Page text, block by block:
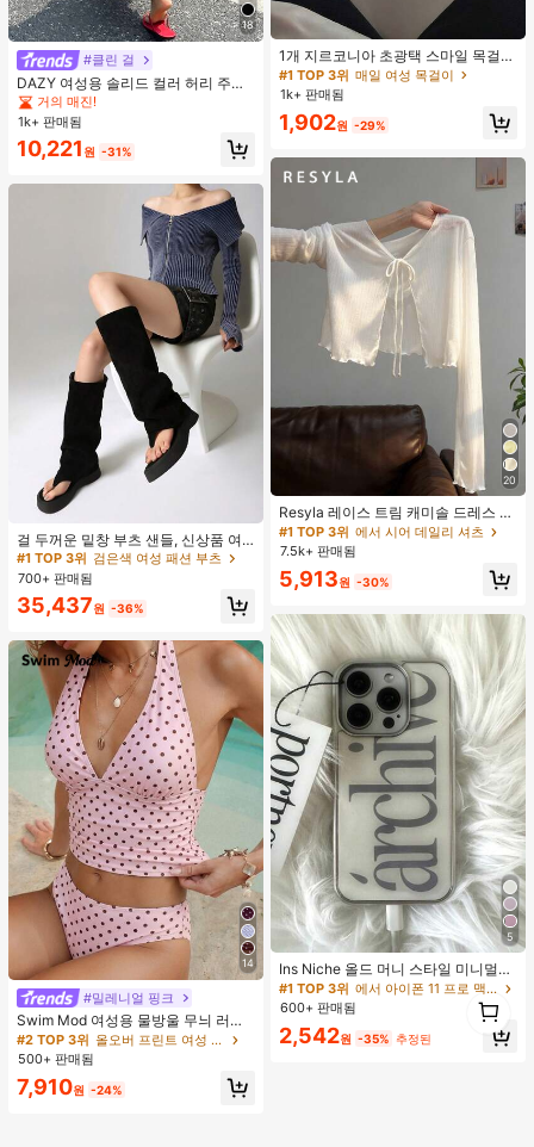
18
#클린 걸
DAZY 여성용 솔리드 컬러 허리 주름
우아한 인어 스커트 여름
거의 매진!
1k+ 판매됨
10,221 원 -31%
걸 두꺼운 밑창 부츠 샌들, 신상품 여
름 키높이 롱 샤프트 니치 섹시 팝 걸
끈 레트로 스트리트 스타일 앵클 부츠
#1 TOP 3위
거의 매진!
#1 TOP 3위 검은색 여성 패션 부츠
거의 매진!
#1 TOP 3위 검은색 여성 패션 부츠
거의 매진!
#1 TOP 3위 검은색 여성 패션 부츠
거의 매진!
700+ 판매됨
35,437원 -36%
14
#밀레니얼 핑크
Swim Mod 여성용 물방울 무늬 러치
드 홀터 탱크니 탑 및 트라이앵글 하의
수영복 세트, 여름 휴가에 적합
#2 TOP 3위
올오버 프린트 여성 탱키니스
500+ 판매됨
7,910원 -24%
1개 지르코니아 초광택 스마일 목걸
이, 미니멀리스트 경량 패션 다용도 목
걸이, 여성 모임, 연회, 데이트, 휴일,
선물에 적합
#1 TOP 3위 매일 여성 목걸이
거의 매진!
#1 TOP 3위 매일 여성 목걸이
거의 매진!
#1 TOP 3위 매일 여성 목걸이
거의 매진!
#1 TOP 3위
매일 여성 목걸이
1k+ 판매됨
1,902원 -29%
20
Resyla 레이스 트림 캐미솔 드레스 커
버 업, 여성용 긴소매 니트 시어 커버
업 탑, 여름
#1 TOP 3위 에서 시어 데일리 셔츠
7.5k+ 판매됨
5,913원 -30%
5
Ins Niche 올드 머니 스타일 미니멀리
스트 영국식 전기 도금 실버 엣지 풀
커버리지 휴대폰 케이스, 아이폰 16 프
로 맥스, 애플 17 프로 맥스, 1/3/12/11,
14 프로 호환 (태그 없음)
#1 TOP 3위
에서 아이폰 11 프로 맥스 패션 폰 케이스
600+ 판매됨
2,542원 -35% 추정된
1